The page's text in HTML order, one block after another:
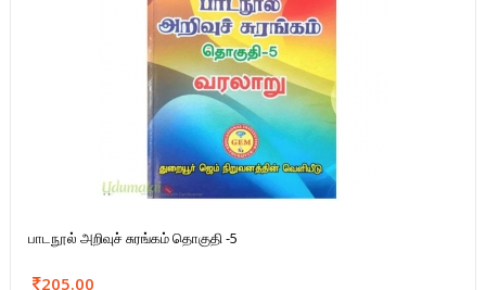
பாடநூல் அறிவுச் சுரங்கம் தொகுதி -5
205.00